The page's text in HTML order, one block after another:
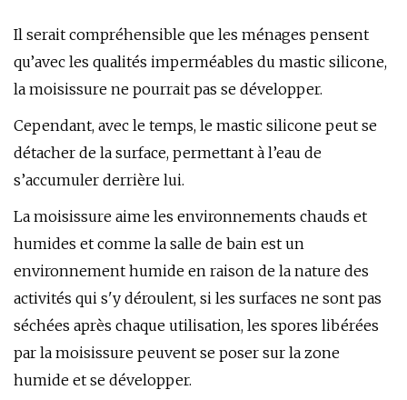
Il serait compréhensible que les ménages pensent
qu’avec les qualités imperméables du mastic silicone,
la moisissure ne pourrait pas se développer.
Cependant, avec le temps, le mastic silicone peut se
détacher de la surface, permettant à l’eau de
s’accumuler derrière lui.
La moisissure aime les environnements chauds et
humides et comme la salle de bain est un
environnement humide en raison de la nature des
activités qui s'y déroulent, si les surfaces ne sont pas
séchées après chaque utilisation, les spores libérées
par la moisissure peuvent se poser sur la zone
humide et se développer.